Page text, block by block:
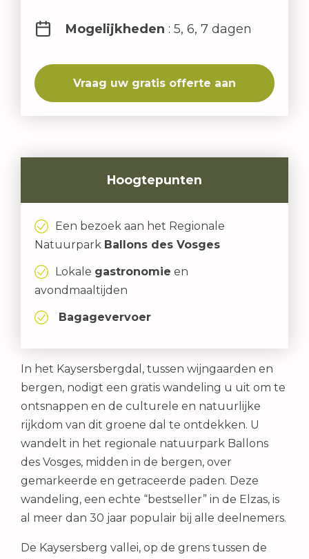
In het Kaysersbergdal, tussen wijngaarden en
bergen, nodigt een gratis wandeling u uit om te
ontsnappen en de culturele en natuurlijke
rijkdom van dit groene dal te ontdekken. U
wandelt in het regionale natuurpark Ballons
des Vosges, midden in de bergen, over
gemarkeerde en getraceerde paden. Deze
wandeling, een echte “bestseller” in de Elzas, is
al meer dan 30 jaar populair bij alle deelnemers.
De Kaysersberg vallei, op de grens tussen de
Mogelijkheden : 5, 6, 7 dagen
Vraag uw gratis offerte aan
Hoogtepunten
Een bezoek aan het Regionale
Natuurpark Ballons des Vosges
Lokale gastronomie en
avondmaaltijden
Bagagevervoer